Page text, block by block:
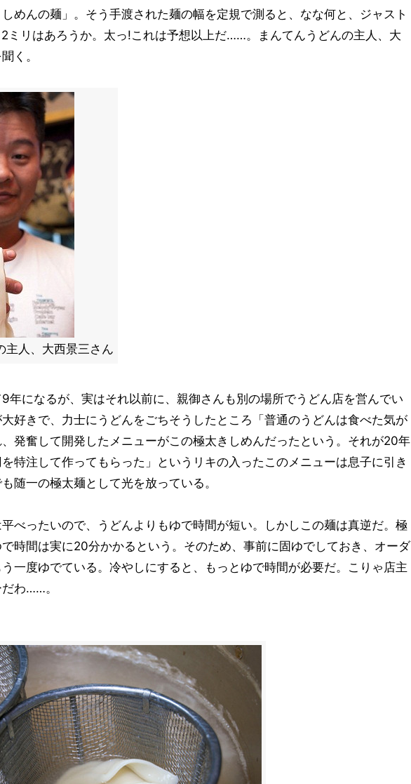
しめんの麺」。そう手渡された麺の幅を定規で測ると、なな何と、ジャスト
リはあろうか。太っ!これは予想以上だ……。まんてんうどんの主人、大
く。
主人、大西景三さん
年になるが、実はそれ以前に、親御さんも別の場所でうどん店を営んでい
好きで、力士にうどんをごちそうしたところ「普通のうどんは食べた気が
発奮して開発したメニューがこの極太きしめんだったという。それが20年
特注して作ってもらった」というリキの入ったこのメニューは息子に引き
随一の極太麺として光を放っている。
べったいので、うどんよりもゆで時間が短い。しかしこの麺は真逆だ。極
時間は実に20分かかるという。そのため、事前に固ゆでしておき、オーダ
一度ゆでている。冷やしにすると、もっとゆで時間が必要だ。こりゃ店主
わ……。